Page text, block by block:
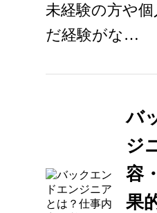
未経験の方や
だ経験がな…
バ
ジ
容
果